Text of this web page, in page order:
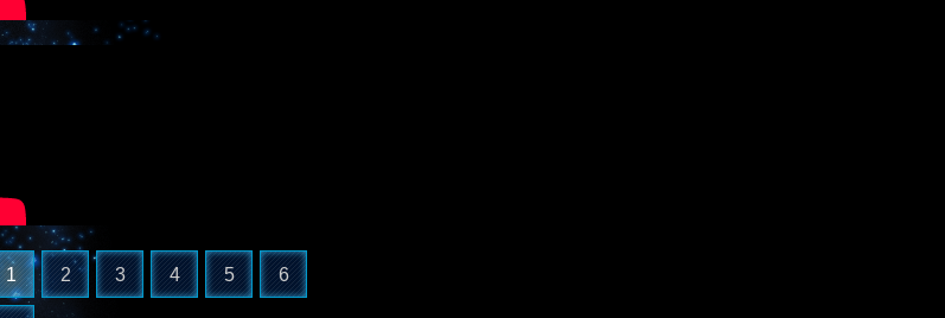
1 2 3 4 5 6